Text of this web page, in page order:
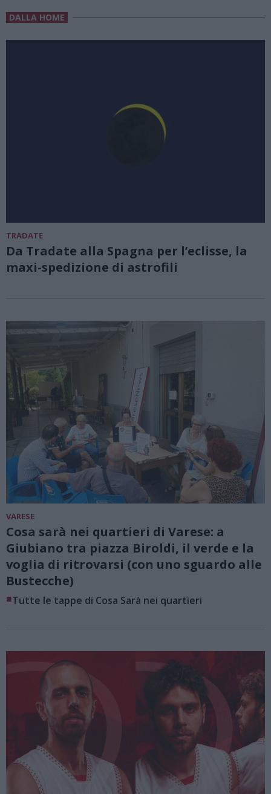
DALLA HOME
TRADATE
Da Tradate alla Spagna per l’eclisse, la
maxi-spedizione di astrofili
VARESE
Cosa sarà nei quartieri di Varese: a
Giubiano tra piazza Biroldi, il verde e la
voglia di ritrovarsi (con uno sguardo alle
Bustecche)
■Tutte le tappe di Cosa Sarà nei quartieri